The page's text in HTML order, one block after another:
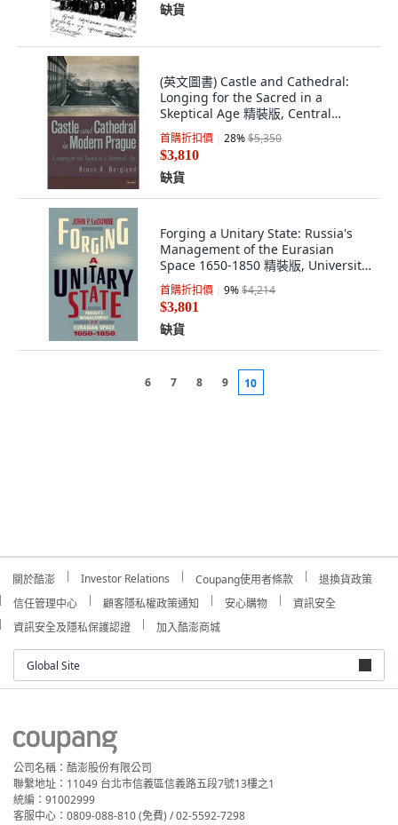
缺貨
(英文圖書) Castle and Cathedral:
Longing for the Sacred in a
Skeptical Age 精裝版, Central
European University..., 英文
首購折扣價 28%$5,350
$3,810
缺貨
Forging a Unitary State: Russia's
Management of the Eurasian
Space 1650-1850 精裝版, University
of Toronto Press, 英文
首購折扣價 9%$4,214
$3,801
缺貨
6 7 8 9 10
關於酷澎 Investor Relations Coupang使用者條款
退換貨政策
信任管理中心
顧客隱私權政策通知 安心購物
資訊安全
資訊安全及隱私保護認證
加入酷澎商城
Global Site
公司名稱：酷澎股份有限公司
聯繫地址：11049 台北市信義區信義路五段7號13樓之1
統編：91002999
客服中心：0809-088-810 (免費) / 02-5592-7298